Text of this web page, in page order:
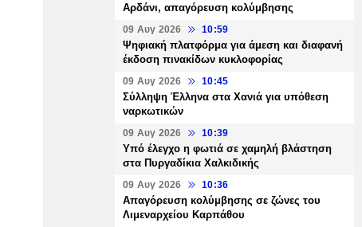
Αρδάνι, απαγόρευση κολύμβησης
09 Αυγ 2026 10:59
Ψηφιακή πλατφόρμα για άμεση και διαφανή
έκδοση πινακίδων κυκλοφορίας
09 Αυγ 2026 10:45
Σύλληψη Έλληνα στα Χανιά για υπόθεση
ναρκωτικών
09 Αυγ 2026 10:39
Υπό έλεγχο η φωτιά σε χαμηλή βλάστηση
στα Πυργαδίκια Χαλκιδικής
09 Αυγ 2026 10:36
Απαγόρευση κολύμβησης σε ζώνες του
Λιμεναρχείου Καρπάθου